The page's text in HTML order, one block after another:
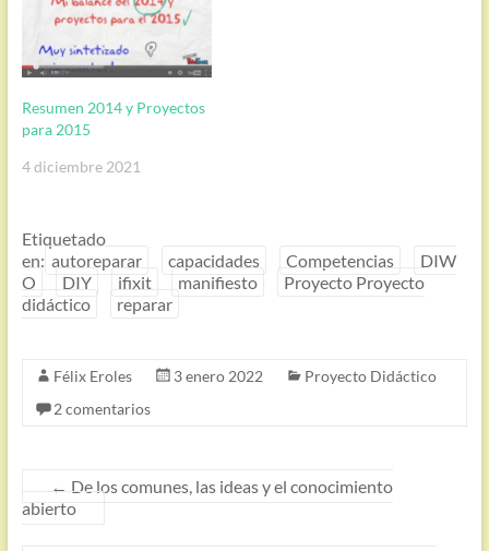
Resumen 2014 y Proyectos
para 2015
4 diciembre 2021
Etiquetado
en: autoreparar capacidades Competencias
DIW
O
DIY ifixit manifiesto
Proyecto Proyecto
didáctico
reparar
Félix Eroles 3 enero 2022
Proyecto Didáctico
2 comentarios
← De los comunes, las ideas y el conocimiento
abierto